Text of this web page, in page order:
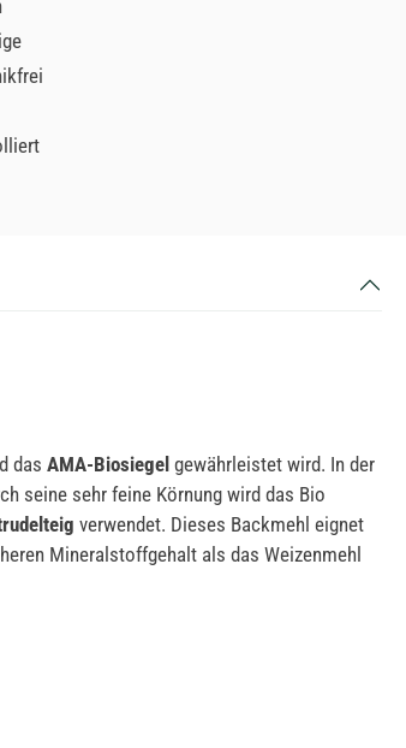
das AMA-Biosiegel gewährleistet wird. In der
seine sehr feine Körnung wird das Bio
verwendet. Dieses Backmehl eignet
Mineralstoffgehalt als das Weizenmehl